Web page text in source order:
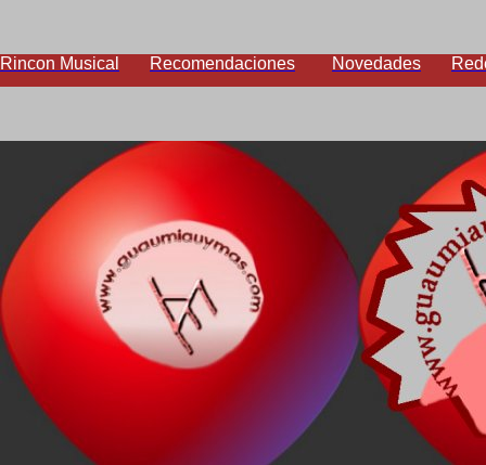
Rincon Musical Recomendaciones Novedades